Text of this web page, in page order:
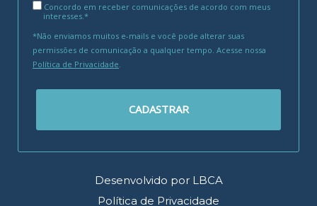
Concordo em receber comunicações de acordo com meus
interesses.*
*Não enviamos muitos e-mails e você pode alterar suas
permissões de comunicação a qualquer tempo. Acesse nossa
Política de Privacidade
CADASTRAR
Desenvolvido por LBCA
Política de Privacidade